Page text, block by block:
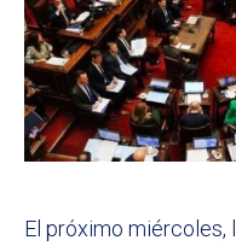
El próximo miércoles,